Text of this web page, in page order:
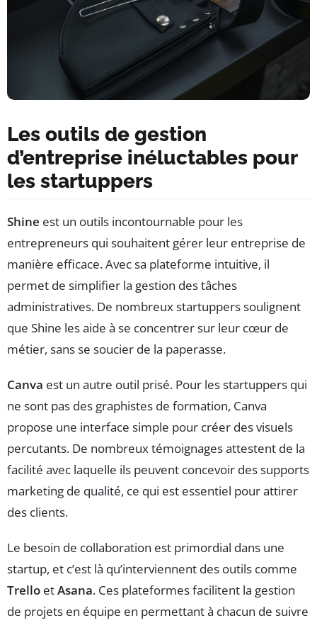
Les outils de gestion
d’entreprise inéluctables pour
les startuppers
Shine est un outils incontournable pour les
entrepreneurs qui souhaitent gérer leur entreprise de
manière efficace. Avec sa plateforme intuitive, il
permet de simplifier la gestion des tâches
administratives. De nombreux startuppers soulignent
que Shine les aide à se concentrer sur leur cœur de
métier, sans se soucier de la paperasse.
Canva est un autre outil prisé. Pour les startuppers qui
ne sont pas des graphistes de formation, Canva
propose une interface simple pour créer des visuels
percutants. De nombreux témoignages attestent de la
facilité avec laquelle ils peuvent concevoir des supports
marketing de qualité, ce qui est essentiel pour attirer
des clients.
Le besoin de collaboration est primordial dans une
startup, et c’est là qu’interviennent des outils comme
Trello etAsana. Ces plateformes facilitent la gestion
de projets en équipe en permettant à chacun de suivre